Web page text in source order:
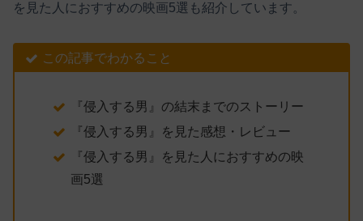
を見た人におすすめの映画5選も紹介しています。
この記事でわかること
『侵入する男』の結末までのストーリー
『侵入する男』を見た感想・レビュー
『侵入する男』を見た人におすすめの映
画5選